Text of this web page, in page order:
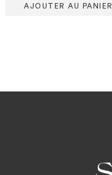
AJOUTER AU PANIER